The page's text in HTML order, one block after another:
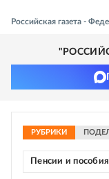
Российская газета -
РУБРИКИ
Пенсии и пособия